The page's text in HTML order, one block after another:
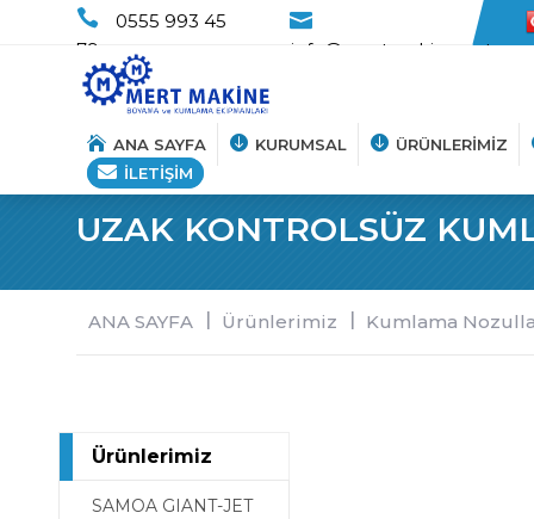
0555 993 45
79
info@mertmakine.net
ANA SAYFA KURUMSAL
Hakkımızda
Haberler
ÜRÜNLERİMİZ
İLETİŞİM
UZAK KONTROLSÜZ
ANA SAYFA Ürünlerimiz Kumlama
Ürünlerimiz
SAMOA GIANT-JET